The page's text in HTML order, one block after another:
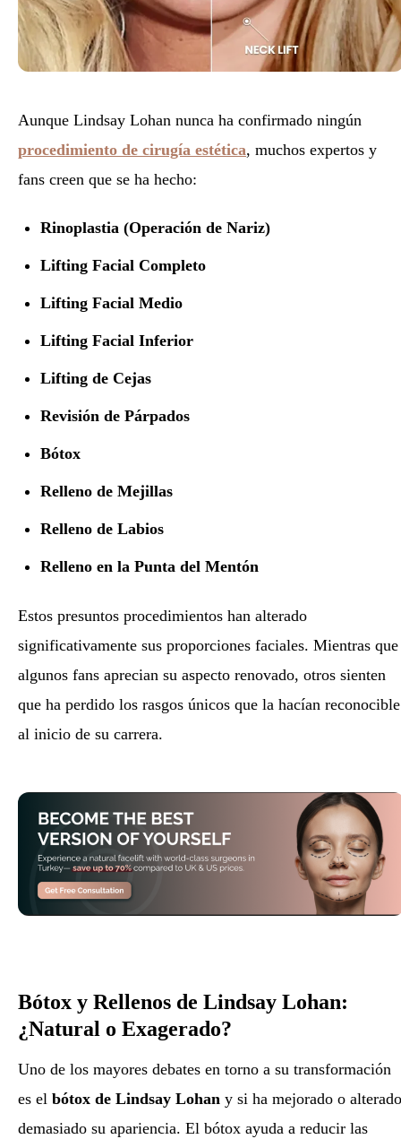
Aunque Lindsay Lohan nunca ha confirmado ningún
procedimiento de cirugía estética, muchos expertos y
fans creen que se ha hecho:
Rinoplastia (Operación de Nariz)
Lifting Facial Completo
Lifting Facial Medio
Lifting Facial Inferior
Lifting de Cejas
Revisión de Párpados
Bótox
Relleno de Mejillas
Relleno de Labios
Relleno en la Punta del Mentón
Estos presuntos procedimientos han alterado
significativamente sus proporciones faciales. Mientras que
algunos fans aprecian su aspecto renovado, otros sienten
que ha perdido los rasgos únicos que la hacían reconocible
al inicio de su carrera.
Bótox y Rellenos de Lindsay Lohan:
¿Natural o Exagerado?
Uno de los mayores debates en torno a su transformación
es el bótox de Lindsay Lohan y si ha mejorado o alterado
demasiado su apariencia. El bótox ayuda a reducir las